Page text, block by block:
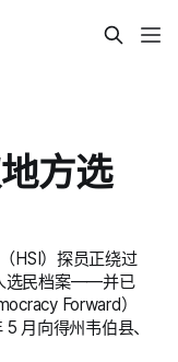
方选
HSI）探员正绕过
选民档案——并已
Forward）
月向得州韦伯县、